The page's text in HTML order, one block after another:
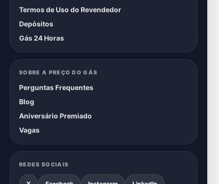
Termos de Uso do Revendedor
Depósitos
Gás 24 Horas
SOBRE A PREÇO DO GÁS
Perguntas Frequentes
Blog
Aniversário Premiado
Vagas
REDES SOCIAIS